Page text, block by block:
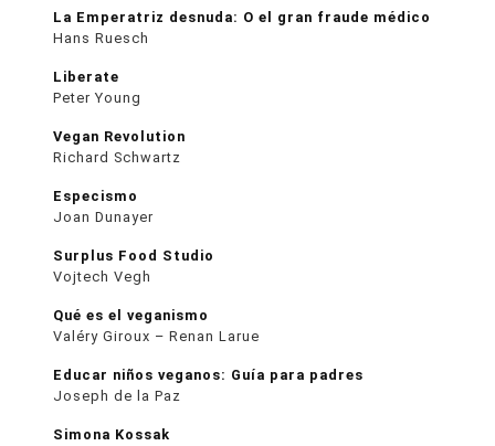
La Emperatriz desnuda: O el gran fraude médico
Hans Ruesch
Liberate
Peter Young
Vegan Revolution
Richard Schwartz
Especismo
Joan Dunayer
Surplus Food Studio
Vojtech Vegh
Qué es el veganismo
Valéry Giroux – Renan Larue
Educar niños veganos: Guía para padres
Joseph de la Paz
Simona Kossak